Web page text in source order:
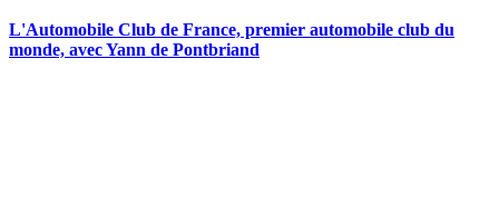
L'Automobile Club de France, premier automobile club du
monde, avec Yann de Pontbriand